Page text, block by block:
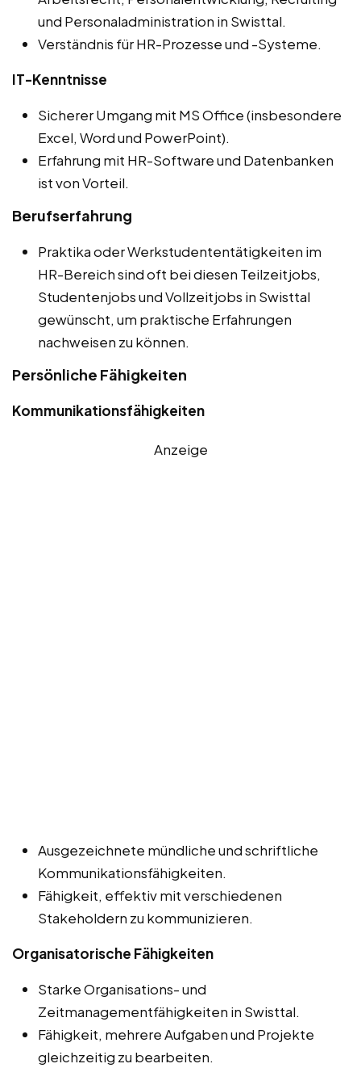
und Personaladministration in Swisttal.
Verständnis für HR-Prozesse und -Systeme.
IT-Kenntnisse
Sicherer Umgang mit MS Office (insbesondere
Excel, Word und PowerPoint).
Erfahrung mit HR-Software und Datenbanken
ist von Vorteil.
Berufserfahrung
Praktika oder Werkstudententätigkeiten im
HR-Bereich sind oft bei diesen Teilzeitjobs,
Studentenjobs und Vollzeitjobs in Swisttal
gewünscht, um praktische Erfahrungen
nachweisen zu können.
Persönliche Fähigkeiten
Kommunikationsfähigkeiten
Anzeige
Ausgezeichnete mündliche und schriftliche
Kommunikationsfähigkeiten.
Fähigkeit, effektiv mit verschiedenen
Stakeholdern zu kommunizieren.
Organisatorische Fähigkeiten
Starke Organisations- und
Zeitmanagementfähigkeiten in Swisttal.
Fähigkeit, mehrere Aufgaben und Projekte
gleichzeitig zu bearbeiten.